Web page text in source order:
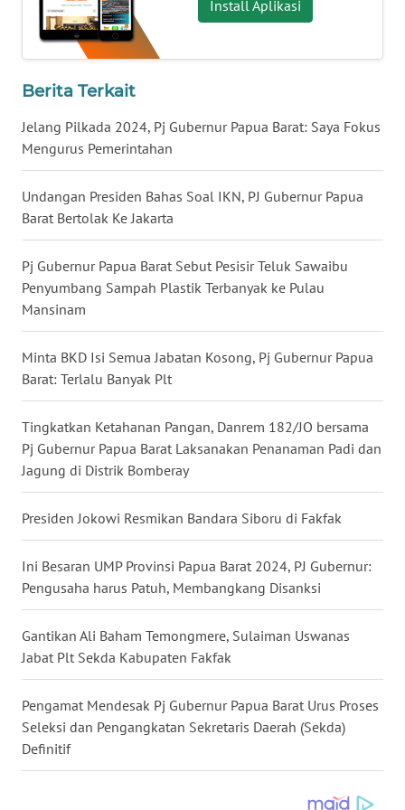
Install Aplikasi
Berita Terkait
Jelang Pilkada 2024, Pj Gubernur Papua Barat: Saya Fokus
Mengurus Pemerintahan
Undangan Presiden Bahas Soal IKN, PJ Gubernur Papua
Barat Bertolak Ke Jakarta
Pj Gubernur Papua Barat Sebut Pesisir Teluk Sawaibu
Penyumbang Sampah Plastik Terbanyak ke Pulau
Mansinam
Minta BKD Isi Semua Jabatan Kosong, Pj Gubernur Papua
Barat: Terlalu Banyak Plt
Tingkatkan Ketahanan Pangan, Danrem 182/JO bersama
Pj Gubernur Papua Barat Laksanakan Penanaman Padi dan
Jagung di Distrik Bomberay
Presiden Jokowi Resmikan Bandara Siboru di Fakfak
Ini Besaran UMP Provinsi Papua Barat 2024, PJ Gubernur:
Pengusaha harus Patuh, Membangkang Disanksi
Gantikan Ali Baham Temongmere, Sulaiman Uswanas
Jabat Plt Sekda Kabupaten Fakfak
Pengamat Mendesak Pj Gubernur Papua Barat Urus Proses
Seleksi dan Pengangkatan Sekretaris Daerah (Sekda)
Definitif
WN
BABEL
SUMBAR
WN
SUMSEL
WN
BENGKULU
WN
LAMPUNG
WN
JOGJA
WN
JATIM
WN
BALI
WN
KALBAR
WN